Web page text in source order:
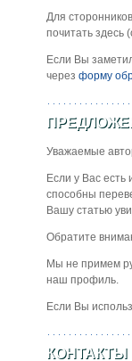
Для
почитать здесь
Если Вы
через форму
Уважаемые
Если у Вас
способны
Вашу статью
Обратите
Мы не примем
наш профиль.
Если Вы
КОНТАКТЫ